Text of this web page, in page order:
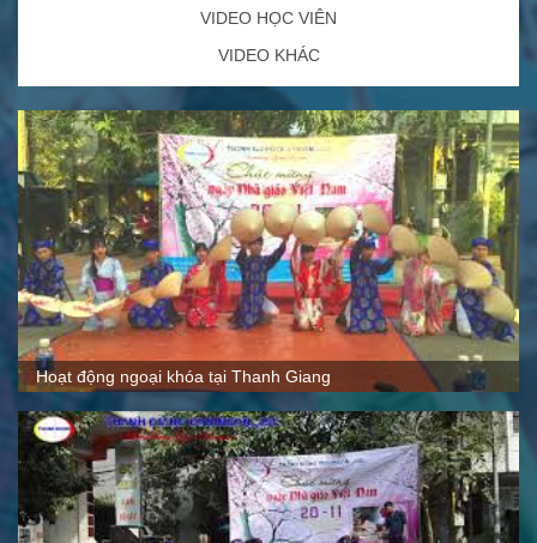
VIDEO HỌC VIÊN
VIDEO KHÁC
Quy mô, cách thức hoạt động tại Thanh Giang